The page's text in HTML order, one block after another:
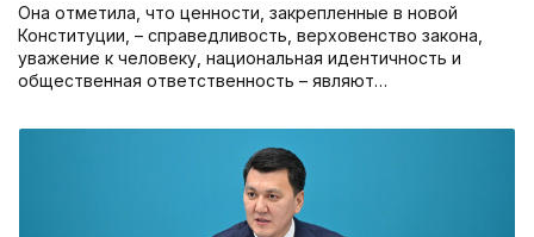
Она отметила, что ценности, закрепленные в новой
Конституции, – справедливость, верховенство закона,
уважение к человеку, национальная идентичность и
общественная ответственность – являют…